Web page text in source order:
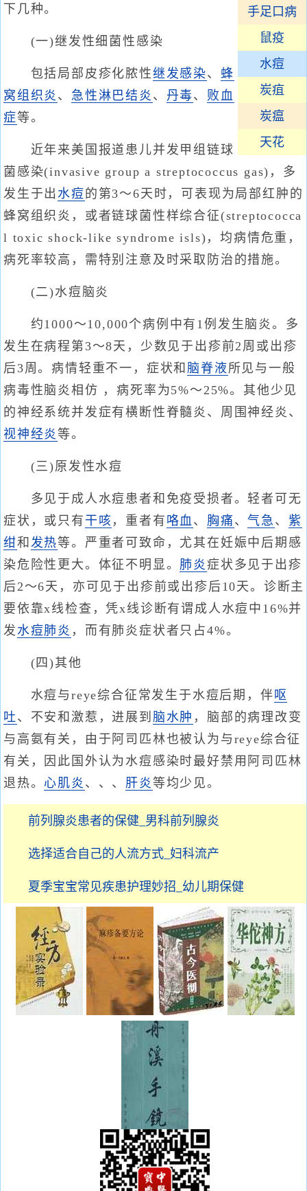
手足口病
鼠疫
水痘
炭疽
炭瘟
天花
下几种。
(一)继发性细菌性感染
包括局部皮疹化脓性继发感染、 蜂
窝组织炎 、 急性淋巴结炎 、 丹毒、 败血
症等。
近年来美国报道患儿并发甲组链球
菌感染(invasive group a streptococcus gas)，多
发生于出 水痘 的第3～6天时，可表现为局部红肿的
蜂窝组织炎，或者链球菌性样综合征(streptococca
l toxic shock-like syndrome isls)，均病情危重，
病死率较高，需特别注意及时采取防治的措施。
(二)水痘脑炎
约1000～10,000个病例中有1例发生脑炎。多
发生在病程第3～8天，少数见于出疹前2周或出疹
后3周。病情轻重不一，症状和 脑脊液所见与一般
病毒性脑炎相仿 ，病死率为5%～25%。其他少见
的神经系统并发症有横断性脊髓炎、周围神经炎、
视神经炎等。
(三)原发性水痘
多见于成人水痘患者和免疫受损者。轻者可无
症状，或只有 干咳 ，重者有 咯血、 胸痛 、气急 、 紫
绀和 发热等。严重者可致命，尤其在妊娠中后期感
染危险性更大。体征不明显。 肺炎症状多见于出疹
后2～6天，亦可见于出疹前或出疹后10天。诊断主
要依靠x线检查，凭x线诊断有谓成人水痘中16%并
发 水痘肺炎 ，而有肺炎症状者只占4%。
(四)其他
水痘与reye综合征常发生于水痘后期，伴呕
吐、不安和激惹，进展到 脑水肿 ，脑部的病理改变
与高氨有关，由于阿司匹林也被认为与reye综合征
有关，因此国外认为水痘感染时最好禁用阿司匹林
退热。 心肌炎 、、、 肝炎 等均少见。
前列腺炎患者的保健_男科前列腺炎
选择适合自己的人流方式_妇科流产
夏季宝宝常见疾患护理妙招_幼儿期保健